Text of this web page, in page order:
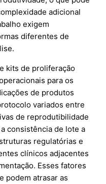
adicional
exigem
diferentes de
kits de proliferação
para os
de produtos
variados entre
de reprodutibilidade
consistência de lote a
regulatórias e
clínicos adjacentes
Esses fatores
podem atrasar as